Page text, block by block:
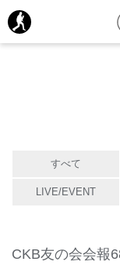
すべて
LIVE/EVENT
CKB友の会会報